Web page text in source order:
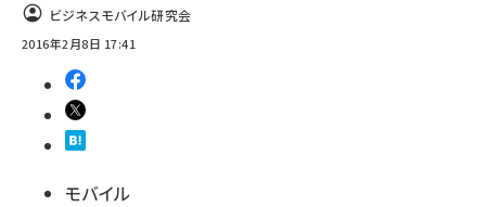
ビジネスモバイル研究会
2016年2月8日 17:41
モバイル